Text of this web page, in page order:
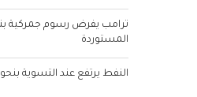
المستوردة
النفط يرتفع عند التسوية بنحو 1.5% مع الإغلاق